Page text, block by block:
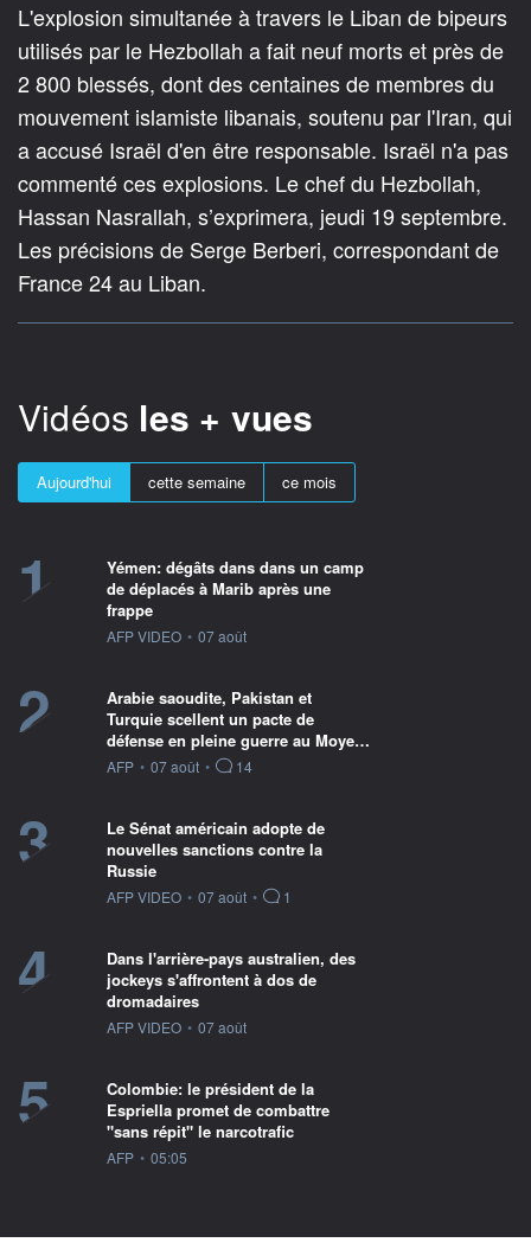
L'explosion simultanée à travers le Liban de bipeurs
utilisés par le Hezbollah a fait neuf morts et près de
2 800 blessés, dont des centaines de membres du
mouvement islamiste libanais, soutenu par l'Iran, qui
a accusé Israël d'en être responsable. Israël n'a pas
commenté ces explosions. Le chef du Hezbollah,
Hassan Nasrallah, s’exprimera, jeudi 19 septembre.
Les précisions de Serge Berberi, correspondant de
France 24 au Liban.
Vidéos les + vues
Aujourd'hui cette semaine ce mois
1
Yémen: dégâts dans dans un camp
de déplacés à Marib après une
frappe
information fournie par
AFP VIDEO • 07 août
2
Arabie saoudite, Pakistan et
Turquie scellent un pacte de
défense en pleine guerre au Moye…
information fournie par
AFP • 07 août • 14
3
Le Sénat américain adopte de
nouvelles sanctions contre la
Russie
information fournie par
AFP VIDEO • 07 août • 1
4
Dans l'arrière-pays australien, des
jockeys s'affrontent à dos de
dromadaires
information fournie par
AFP VIDEO • 07 août
5
Colombie: le président de la
Espriella promet de combattre
"sans répit" le narcotrafic
information fournie par
AFP • 05:05